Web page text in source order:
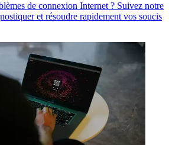
de connexion Internet ? Suivez notre
et résoudre rapidement vos soucis